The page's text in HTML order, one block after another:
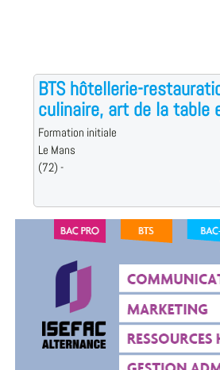
BTS hôtellerie-
culinaire, art de la table
Formation initiale
Le Mans
(72) -